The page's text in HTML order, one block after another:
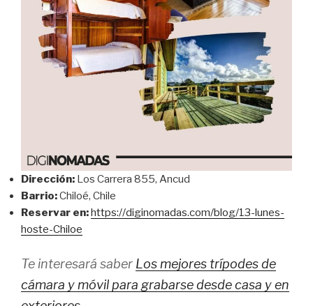
Dirección: Los Carrera 855, Ancud
Barrio:Chiloé, Chile
Reservar en: https://diginomadas.com/blog/13-lunes-
hoste-Chiloe
Te interesará saber Los mejores trípodes de
cámara y móvil para grabarse desde casa y en